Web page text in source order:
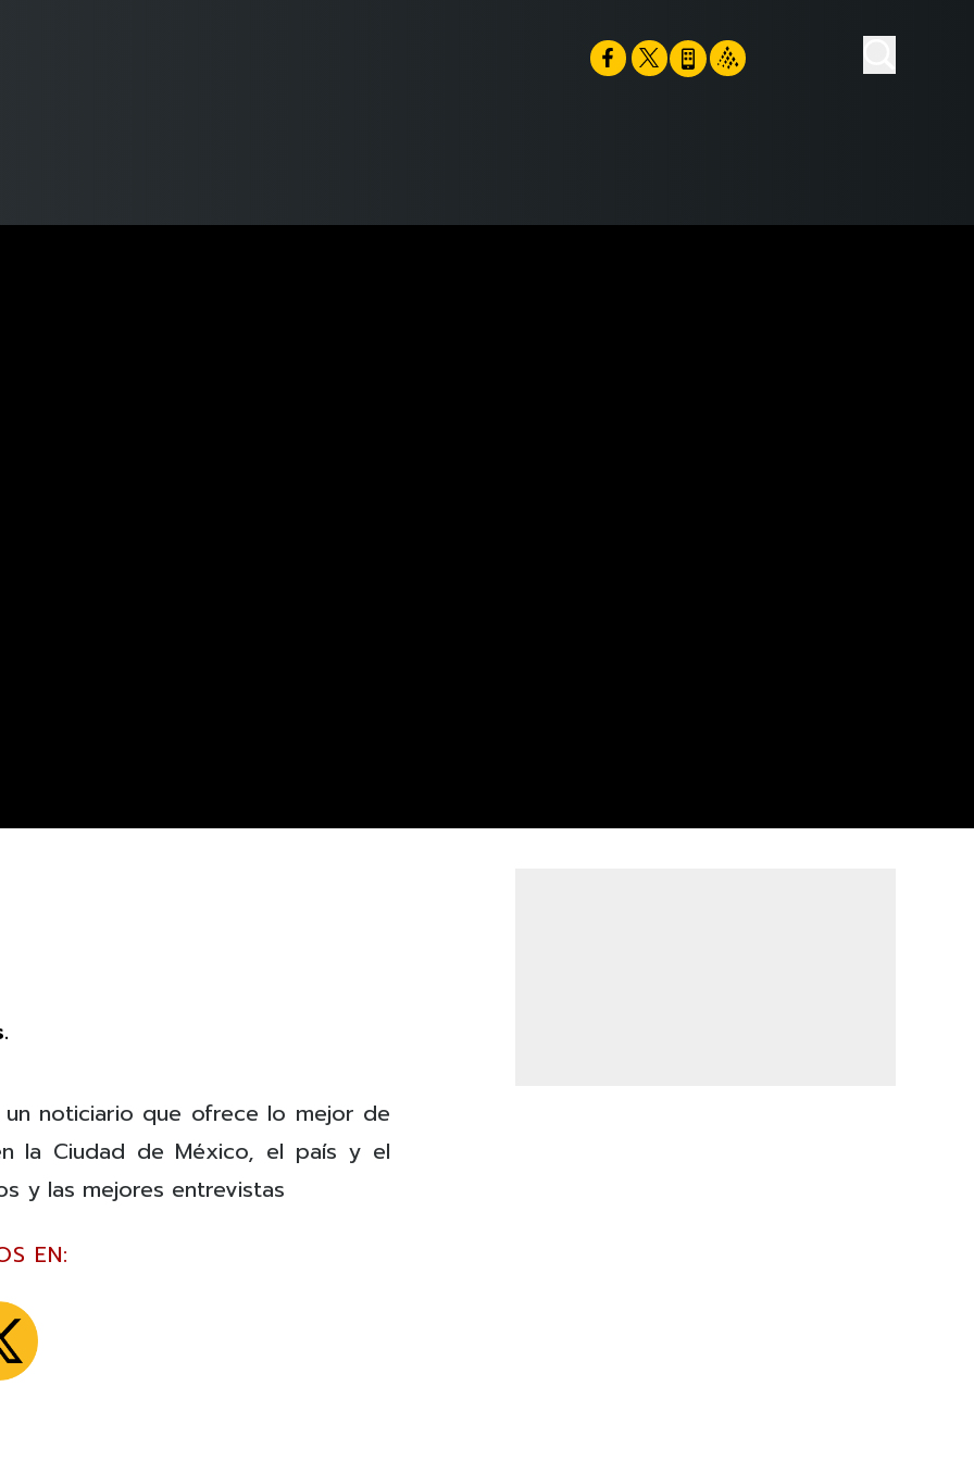
noticiario que ofrece lo mejor de
la Ciudad de México, el país y el
y las mejores entrevistas
EN: